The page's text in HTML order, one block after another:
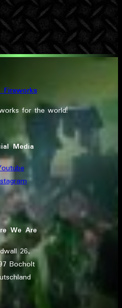
Fireworks
for the world!
Media
We Are
26,
Bocholt